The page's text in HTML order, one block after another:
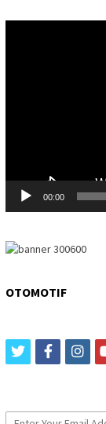
00:00
OTOMOTIF
twitter